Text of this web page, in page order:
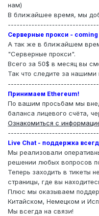
нам)
В ближайшее время, мы
Серверные прокси - coming
А так же в ближайшем
"Серверные прокси".
Всего за 50$ в месяц вы
Так что следите за нашими
Принимаем Ethereum!
По вашим просьбам мы
баланса лицевого счёта,
Ознакомиться с
Live Chat - поддержка
Мы реализовали
решении любых вопросов
Теперь заходить в тикеты
страницы, где вы
Плюс мы оказываем
Китайском, Немецком и
Мы всегда на связи!